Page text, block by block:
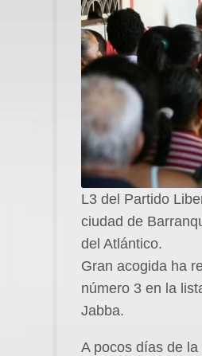
L3 del Partido
ciudad de
del Atlántico.
Gran acogida ha
número 3 en la
Jabba.
A pocos días de